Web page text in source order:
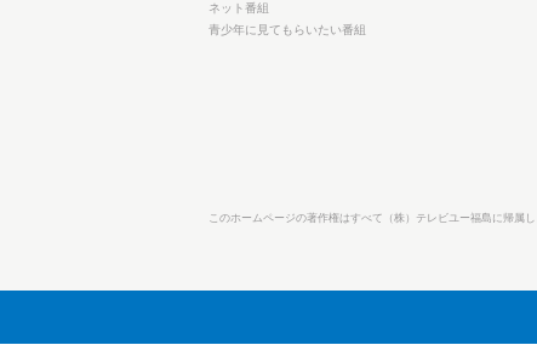
ネット番組
青少年に見てもらいたい番組
このホームページの著作権はすべて（株）テレビユー福島に帰属し